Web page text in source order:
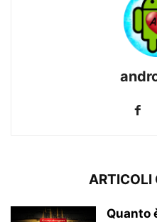
ARTICOLI
Quanto